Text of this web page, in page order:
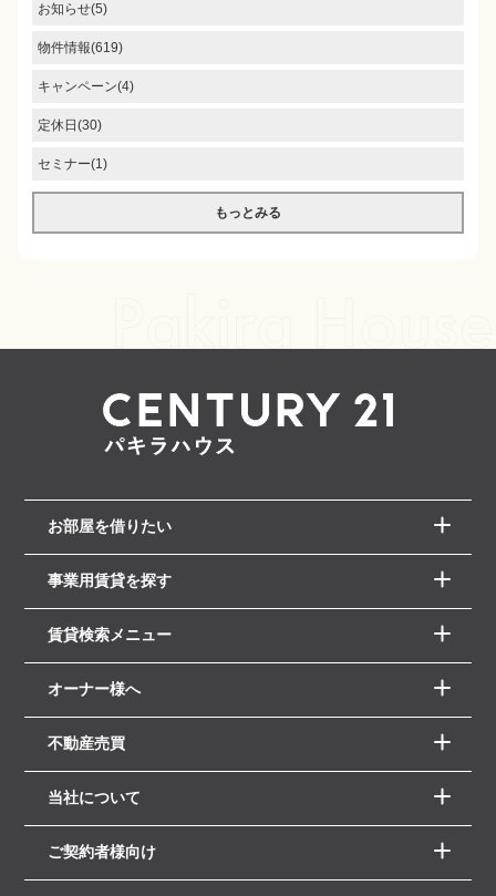
お知らせ(5)
物件情報(619)
キャンペーン(4)
定休日(30)
セミナー(1)
もっとみる
お部屋を借りたい
事業用賃貸を探す
賃貸検索メニュー
オーナー様へ
不動産売買
当社について
ご契約者様向け